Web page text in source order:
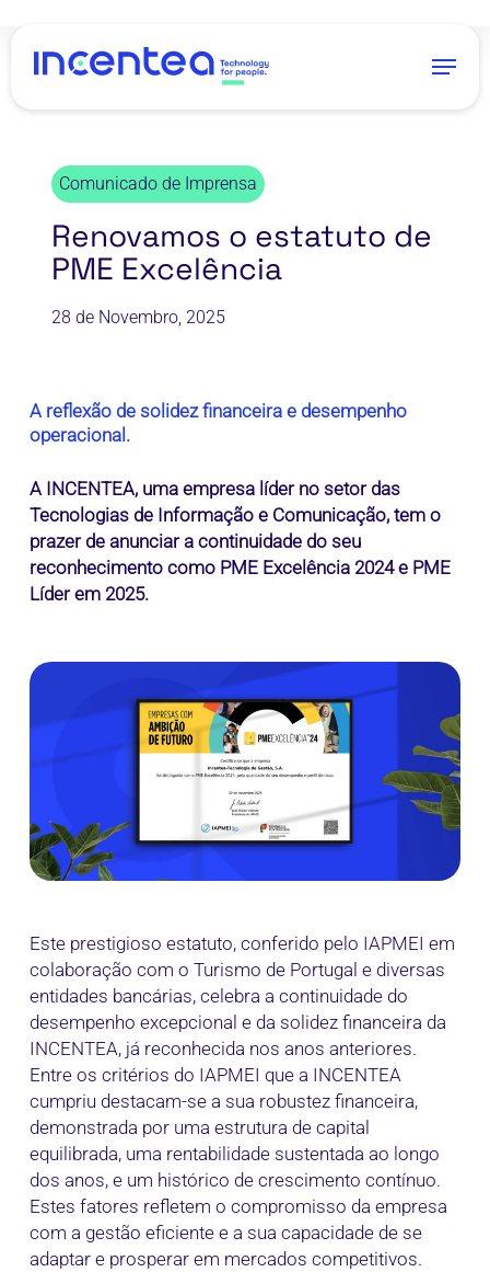
Menu
Comunicado de Imprensa
Renovamos o estatuto de
PME Excelência
28 de Novembro, 2025
A reflexão de solidez financeira e desempenho
operacional.
A INCENTEA, uma empresa líder no setor das
Tecnologias de Informação e Comunicação, tem o
prazer de anunciar a continuidade do seu
reconhecimento como PME Excelência 2024 e PME
Líder em 2025.
Este prestigioso estatuto, conferido pelo IAPMEI em
colaboração com o Turismo de Portugal e diversas
entidades bancárias, celebra a continuidade do
desempenho excepcional e da solidez financeira da
INCENTEA, já reconhecida nos anos anteriores.
Entre os critérios do IAPMEI que a INCENTEA
cumpriu destacam-se a sua robustez financeira,
demonstrada por uma estrutura de capital
equilibrada, uma rentabilidade sustentada ao longo
dos anos, e um histórico de crescimento contínuo.
Estes fatores refletem o compromisso da empresa
com a gestão eficiente e a sua capacidade de se
adaptar e prosperar em mercados competitivos.